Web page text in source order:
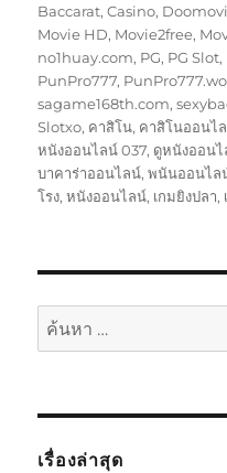
Baccarat,Casino,
Movie HD, Movie2free,
no1huay.com, PG, PG Slot,
PunPro777,
sagame168th.com,
Slotxo, คาสิโน, คาสิโนออนไ
หนังออนไลน์ 037, ดูหนังออน
บาคาร่าออนไลน์,พนันออนไล
โรง,หนังออนไลน์, เกมยิงปลา,
ค้นหา:
เรื่องล่าสุด